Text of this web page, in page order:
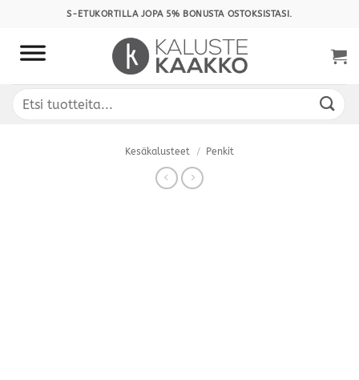
content
S-ETUKORTILLA JOPA 5% BONUSTA OSTOKSISTASI.
Etsi:
Kesäkalusteet / Penkit